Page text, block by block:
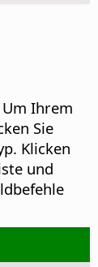
Ihrem
Sie
Klicken
und